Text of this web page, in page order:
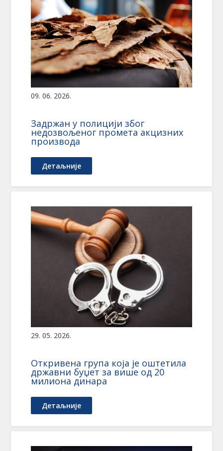
09. 06. 2026.
Задржан у полицији због
недозвољеног промета акцизних
производа
Детаљније
29. 05. 2026.
Откривена група која је оштетила
државни буџет за више од 20
милиона динара
Детаљније